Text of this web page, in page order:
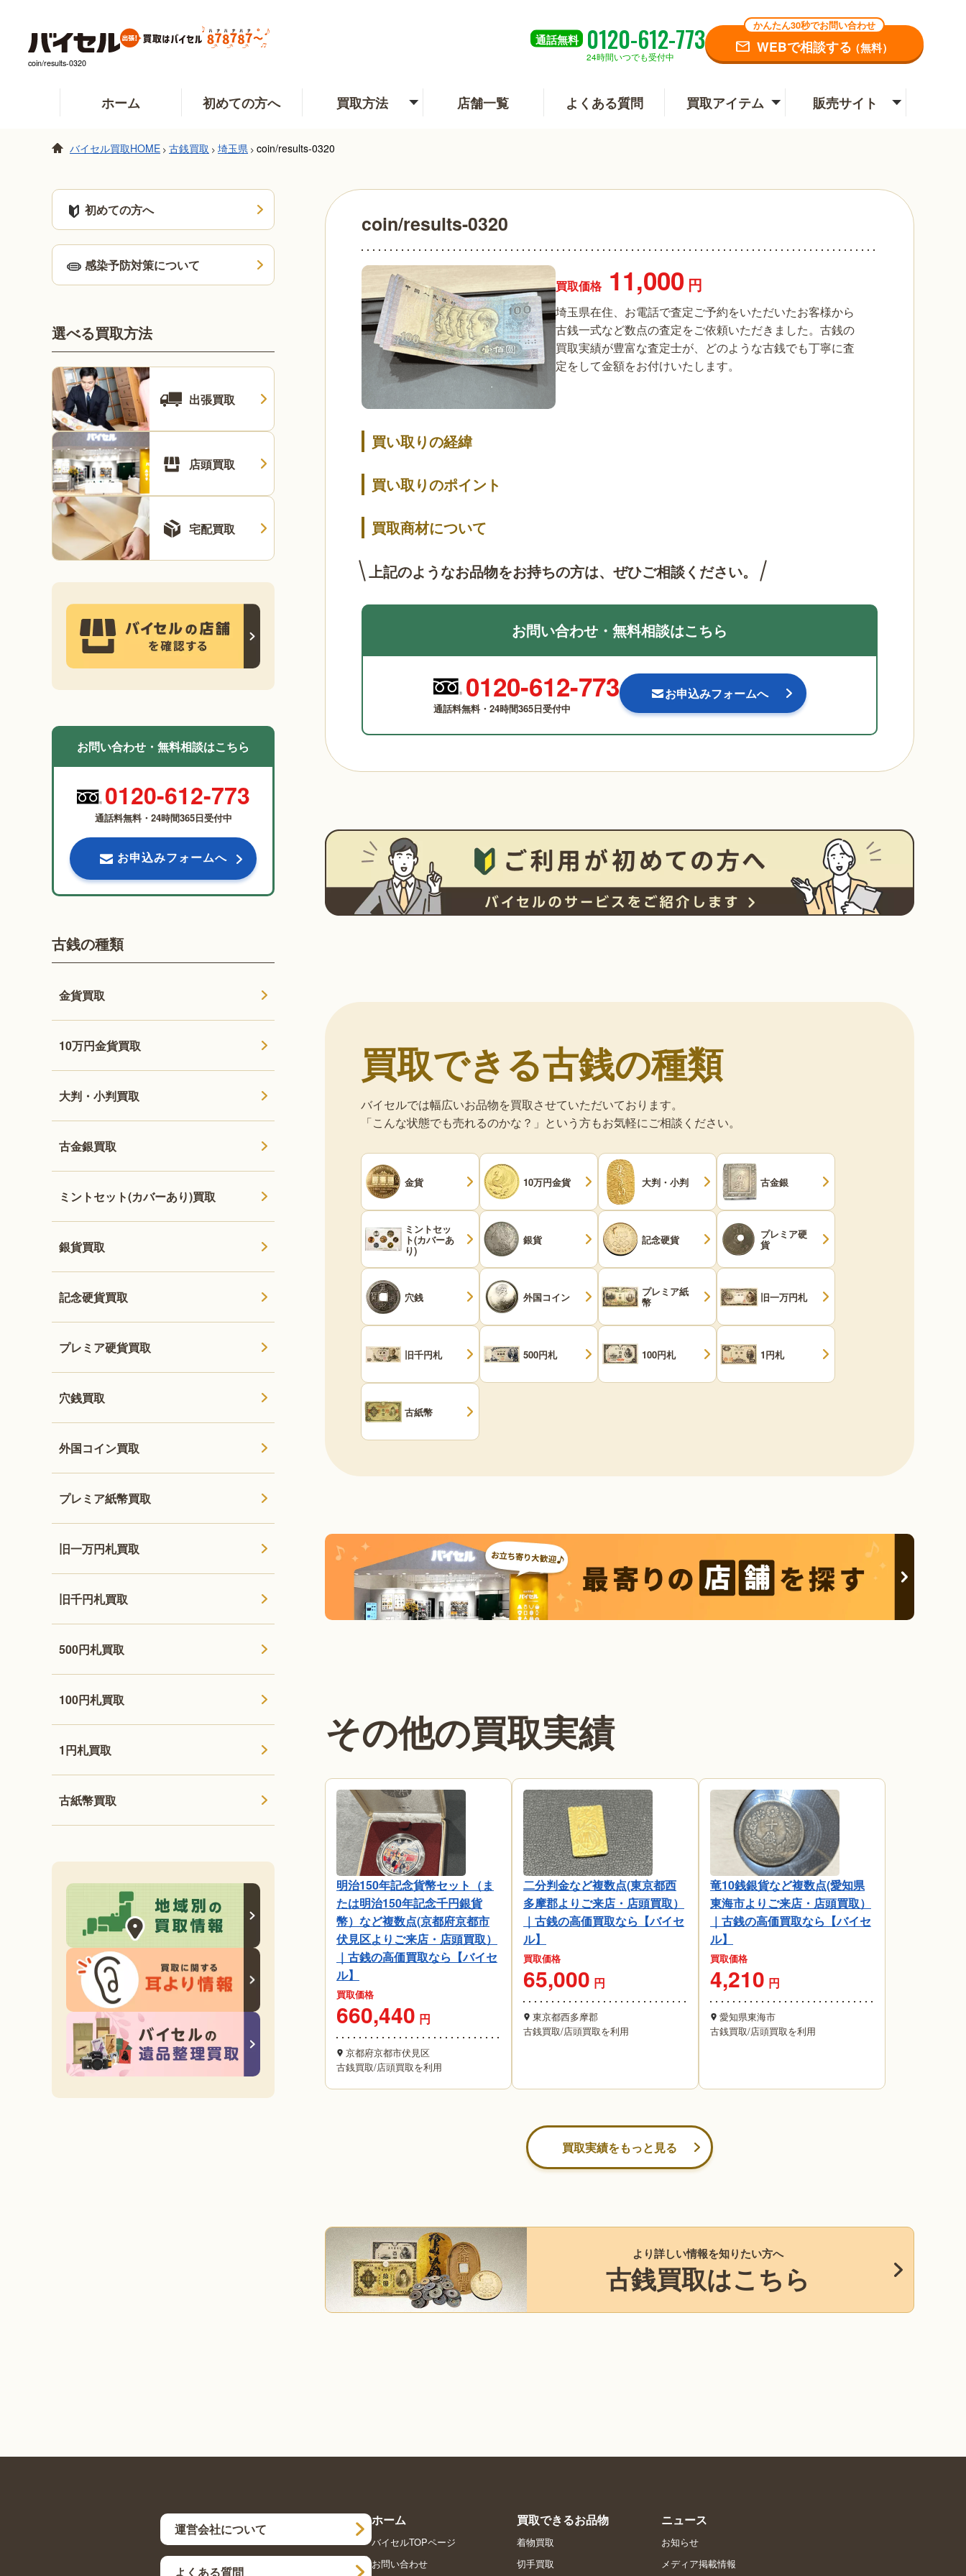
coin/results-0320
通話無料 0120-612-773
24時間いつでも受付中
かんたん30秒でお問い合わせ
WEBで相談する（無料）
ホーム 初めての方へ 買取方法 店舗一覧 よくある質問 買取アイテム 販売サイト
バイセル買取HOME > 古銭買取 > 埼玉県 > coin/results-0320
coin/results-0320
買取価格 11,000 円
埼玉県在住、お電話で査定ご予約をいただいたお客様から
古銭一式など数点の査定をご依頼いただきました。古銭の
買取実績が豊富な査定士が、どのような古銭でも丁寧に査
定をして金額をお付けいたします。
買い取りの経緯
買い取りのポイント
買取商材について
上記のようなお品物をお持ちの方は、 ぜひご相談ください。
お問い合わせ・無料相談はこちら
0120-612-773
通話料無料・24時間365日受付中
お申込みフォームへ
買取できる古銭の種類
バイセルでは幅広いお品物を買取させていただいております。
「こんな状態でも売れるのかな？」という方もお気軽にご相談ください。
金貨 10万円金貨 大判・小判 古金銀
ミントセッ
ト(カバーあ
り)
銀貨 記念硬貨 プレミア硬
貨
穴銭 外国コイン プレミア紙
幣 旧一万円札
旧千円札 500円札 100円札 1円札
古紙幣
その他の買取実績
明治150年記念貨幣セット（ま
たは明治150年記念千円銀貨
幣）など複数点(京都府京都市
伏見区よりご来店・店頭買取）
｜古銭の高価買取なら【バイセ
ル】
買取価格
660,440 円
京都府京都市伏見区
古銭買取/店頭買取を利用
二分判金など複数点(東京都西
多摩郡よりご来店・店頭買取）
｜古銭の高価買取なら【バイセ
ル】
買取価格
65,000 円
東京都西多摩郡
古銭買取/店頭買取を利用
竜10銭銀貨など複数点(愛知県
東海市よりご来店・店頭買取）
｜古銭の高価買取なら【バイセ
ル】
買取価格
4,210 円
愛知県東海市
古銭買取/店頭買取を利用
買取実績をもっと見る
より詳しい情報を知りたい方へ
古銭買取はこちら
初めての方へ
感染予防対策について
選べる買取方法
出張買取
店頭買取
宅配買取
お問い合わせ・無料相談はこちら
0120-612-773
通話料無料・24時間365日受付中
お申込みフォームへ
古銭の種類
金貨買取
10万円金貨買取
大判・小判買取
古金銀買取
ミントセット(カバーあり)買取
銀貨買取
記念硬貨買取
プレミア硬貨買取
穴銭買取
外国コイン買取
プレミア紙幣買取
旧一万円札買取
旧千円札買取
500円札買取
100円札買取
1円札買取
古紙幣買取
運営会社について
よくある質問
ホーム
バイセルTOPページ
お問い合わせ
買取できるお品物
着物買取
切手買取
ニュース
お知らせ
メディア掲載情報